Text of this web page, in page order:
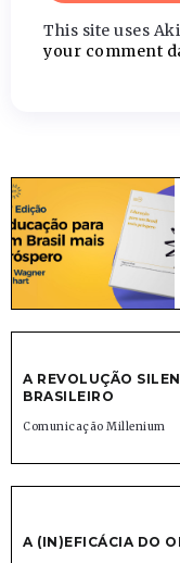
This site uses
your comment
A REVOLUÇÃO
BRASILEIRO
Comunicação Millenium
A (IN)EFICÁCIA DO